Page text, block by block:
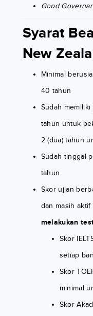
Good
Syarat
New
Minimal
40 tahun
Sudah memiliki
tahun untuk
2 (dua) tahun
Sudah tinggal
tahun
Skor ujian
dan masih aktif
melakukan
Skor
setiap
Skor
minimal
Skor